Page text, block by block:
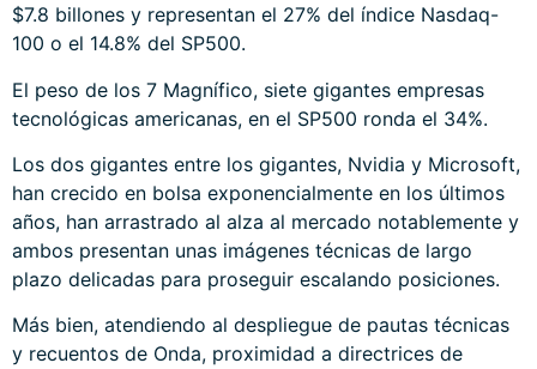
$7.8 billones y representan el 27% del índice Nasdaq-
100 o el 14.8% del SP500.
El peso de los 7 Magnífico, siete gigantes empresas
tecnológicas americanas, en el SP500 ronda el 34%.
Los dos gigantes entre los gigantes, Nvidia y Microsoft,
han crecido en bolsa exponencialmente en los últimos
años, han arrastrado al alza al mercado notablemente y
ambos presentan unas imágenes técnicas de largo
plazo delicadas para proseguir escalando posiciones.
Más bien, atendiendo al despliegue de pautas técnicas
y recuentos de Onda, proximidad a directrices de